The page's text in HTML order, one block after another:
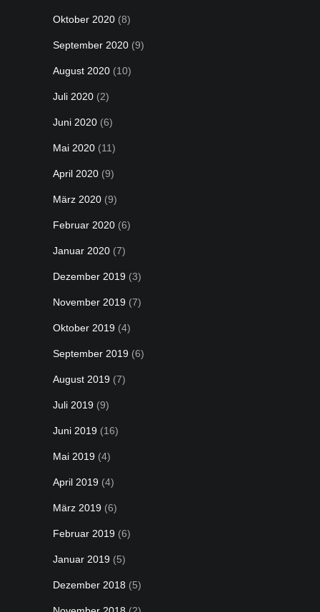
Oktober 2020 (8)
September 2020 (9)
August 2020 (10)
Juli 2020 (2)
Juni 2020 (6)
Mai 2020 (11)
April 2020 (9)
März 2020 (9)
Februar 2020 (6)
Januar 2020 (7)
Dezember 2019 (3)
November 2019 (7)
Oktober 2019 (4)
September 2019 (6)
August 2019 (7)
Juli 2019 (9)
Juni 2019 (16)
Mai 2019 (4)
April 2019 (4)
März 2019 (6)
Februar 2019 (6)
Januar 2019 (5)
Dezember 2018 (5)